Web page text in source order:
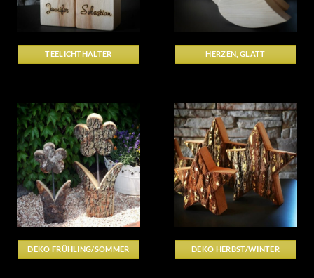
TEELICHTHALTER HERZEN, GLATT
DEKO FRÜHLING/SOMMER DEKO HERBST/WINTER